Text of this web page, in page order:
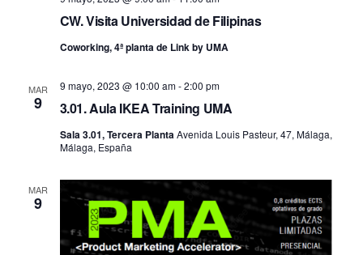
CW. Visita Universidad de Filipinas
Coworking, 4ª planta de Link by UMA
MAR
9 3.01. Aula IKEA Training UMA
9 mayo, 2023 @ 10:00 am-2:00 pm
Sala 3.01, Tercera PlantaAvenida Louis Pasteur, 47, Málaga,
Málaga, España
MAR
9